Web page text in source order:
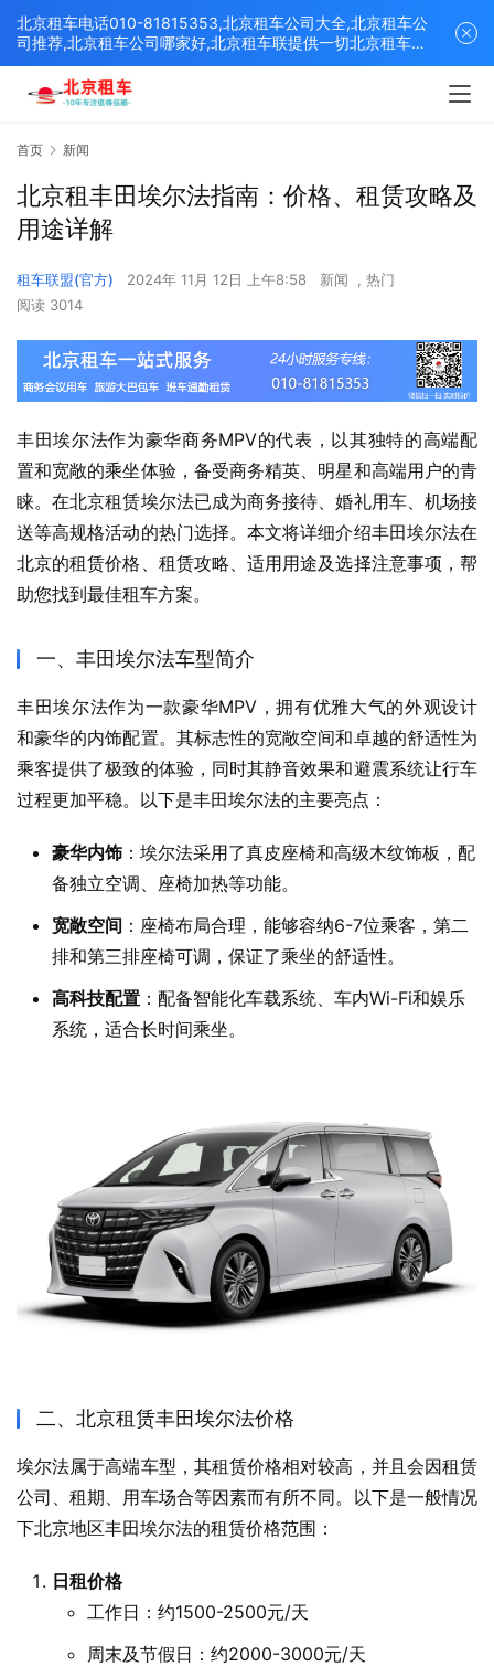
首页 新闻
北京租丰田埃尔法指南：价格、租赁攻略及
用途详解
租车联盟(官方) 2024年 11月 12日 上午8:58 新闻 , 热门
阅读 3014
丰田埃尔法作为豪华商务MPV的代表，以其独特的高端配
置和宽敞的乘坐体验，备受商务精英、明星和高端用户的青
睐。在北京租赁埃尔法已成为商务接待、婚礼用车、机场接
送等高规格活动的热门选择。本文将详细介绍丰田埃尔法在
北京的租赁价格、租赁攻略、适用用途及选择注意事项，帮
助您找到最佳租车方案。
一、丰田埃尔法车型简介
丰田埃尔法作为一款豪华MPV，拥有优雅大气的外观设计
和豪华的内饰配置。其标志性的宽敞空间和卓越的舒适性为
乘客提供了极致的体验，同时其静音效果和避震系统让行车
过程更加平稳。以下是丰田埃尔法的主要亮点：
豪华内饰 ：埃尔法采用了真皮座椅和高级木纹饰板，配
备独立空调、座椅加热等功能。
宽敞空间 ：座椅布局合理，能够容纳6-7位乘客，第二
排和第三排座椅可调，保证了乘坐的舒适性。
高科技配置 ：配备智能化车载系统、车内Wi-Fi和娱乐
系统，适合长时间乘坐。
二、北京租赁丰田埃尔法价格
埃尔法属于高端车型，其租赁价格相对较高，并且会因租赁
公司、租期、用车场合等因素而有所不同。以下是一般情况
下北京地区丰田埃尔法的租赁价格范围：
日租价格
工作日：约1500-2500元/天
周末及节假日：约2000-3000元/天
北京租车电话010-81815353,北京租车公司大全,北京租车公
司推荐,北京租车公司哪家好,北京租车联提供一切北京租车解
决方案,打造北京优质的租车平台！